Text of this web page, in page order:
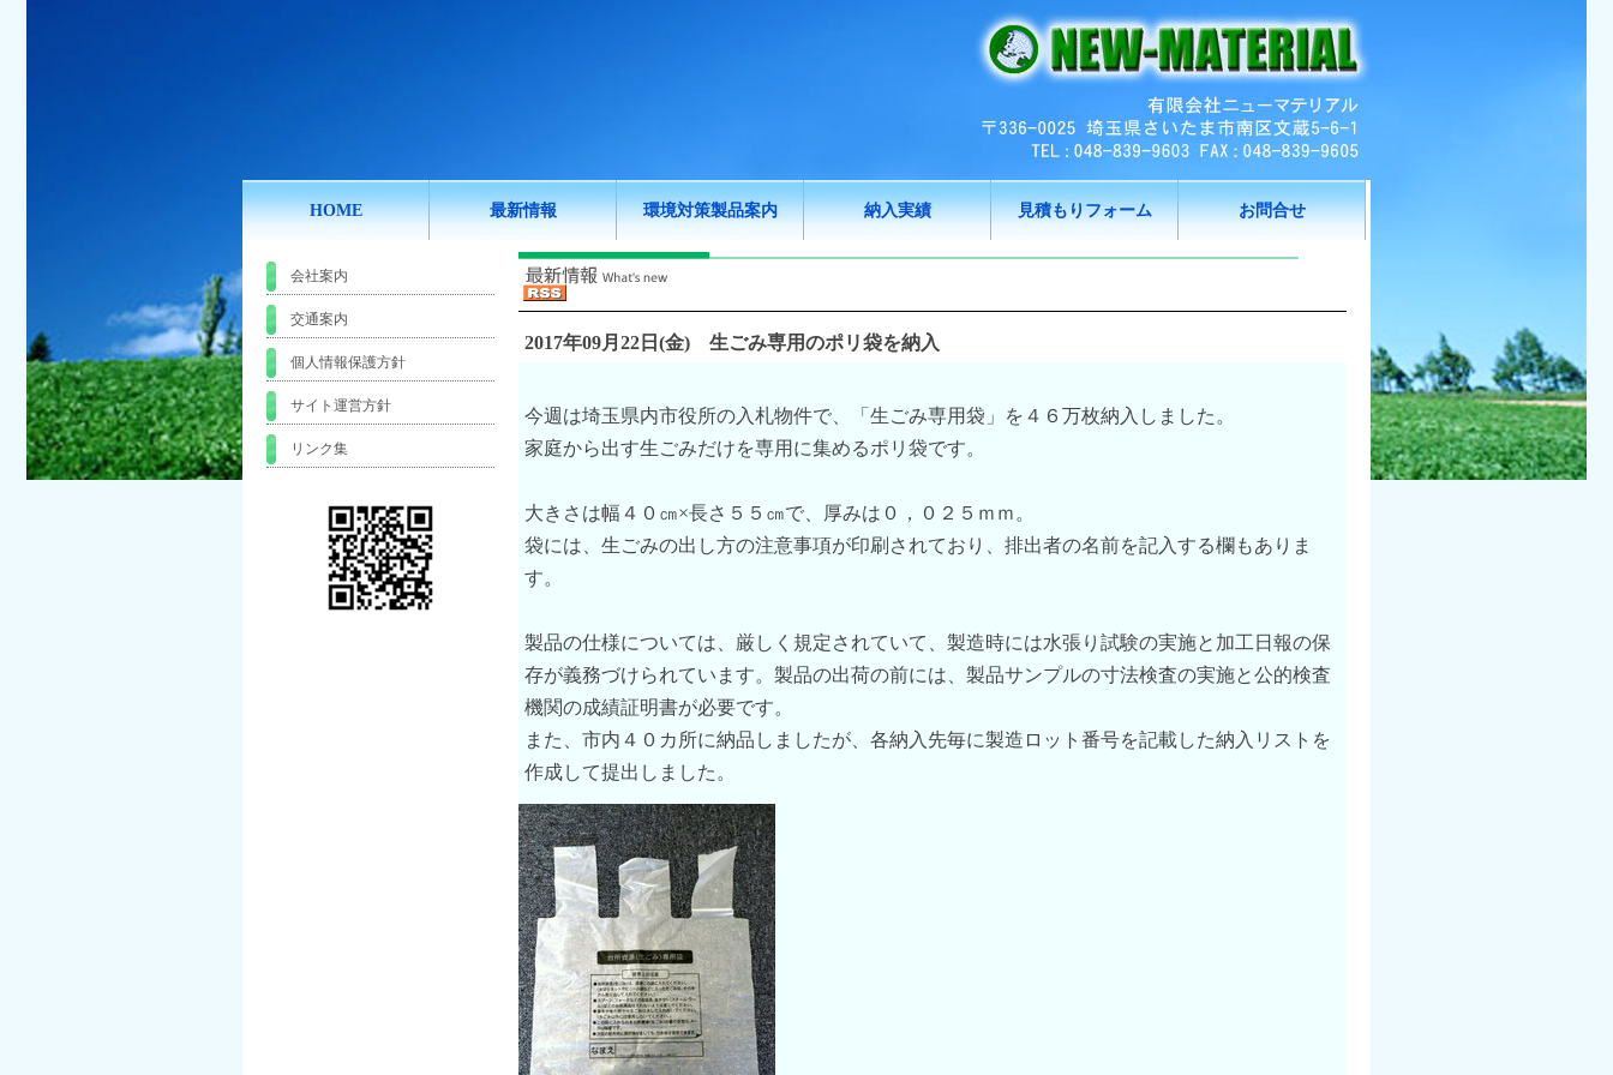
HOME 最新情報 環境対策製品案内 納入実績 見積もりフォーム お問合せ
会社案内
交通案内
個人情報保護方針
サイト運営方針
リンク集
2017年09月22日(金) 生ごみ専用のポリ袋を納入
今週は埼玉県内市役所の入札物件で、「生ごみ専用袋」を４６万枚納入しました。
家庭から出す生ごみだけを専用に集めるポリ袋です。
大きさは幅４０㎝×長さ５５㎝で、厚みは０，０２５ｍｍ。
袋には、生ごみの出し方の注意事項が印刷されており、排出者の名前を記入する欄もありま
す。
製品の仕様については、厳しく規定されていて、製造時には水張り試験の実施と加工日報の保
存が義務づけられています。製品の出荷の前には、製品サンプルの寸法検査の実施と公的検査
機関の成績証明書が必要です。
また、市内４０カ所に納品しましたが、各納入先毎に製造ロット番号を記載した納入リストを
作成して提出しました。